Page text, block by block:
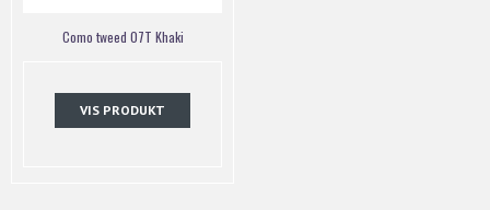
Como tweed 07T Khaki
VIS PRODUKT